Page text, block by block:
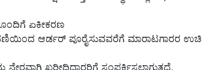
ಏಕೀಕರಣ
ಆರ್ಡರ್ ಪೂರೈಸುವವರೆಗೆ ಮಾರಾಟಗಾರರ ಉಚಿತ
ಖರೀದಿದಾರರಿಗೆ ಸಂಪರ್ಕಿಸಲಾಗುತ್ತದೆ.